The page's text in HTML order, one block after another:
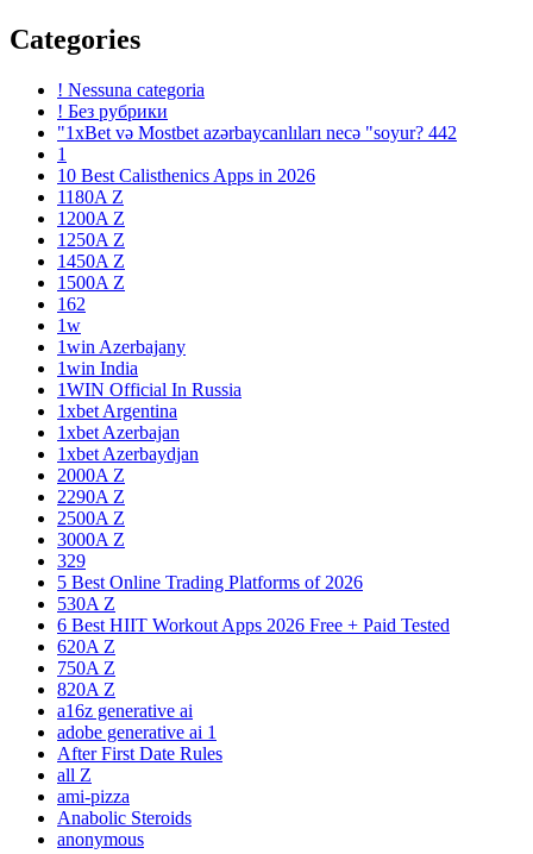
Categories
! Nessuna categoria
! Без рубрики
"1xBet və Mostbet azərbaycanlıları necə "soyur? 442
1
10 Best Calisthenics Apps in 2026
1180A Z
1200A Z
1250A Z
1450A Z
1500A Z
162
1w
1win Azerbajany
1win India
1WIN Official In Russia
1xbet Argentina
1xbet Azerbajan
1xbet Azerbaydjan
2000A Z
2290A Z
2500A Z
3000A Z
329
5 Best Online Trading Platforms of 2026
530A Z
6 Best HIIT Workout Apps 2026 Free + Paid Tested
620A Z
750A Z
820A Z
a16z generative ai
adobe generative ai 1
After First Date Rules
all Z
ami-pizza
Anabolic Steroids
anonymous